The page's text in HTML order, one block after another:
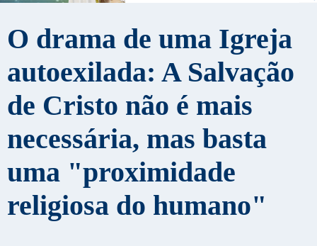
O drama de uma Igreja
autoexilada: A Salvação
de Cristo não é mais
necessária, mas basta
uma "proximidade
religiosa do humano"